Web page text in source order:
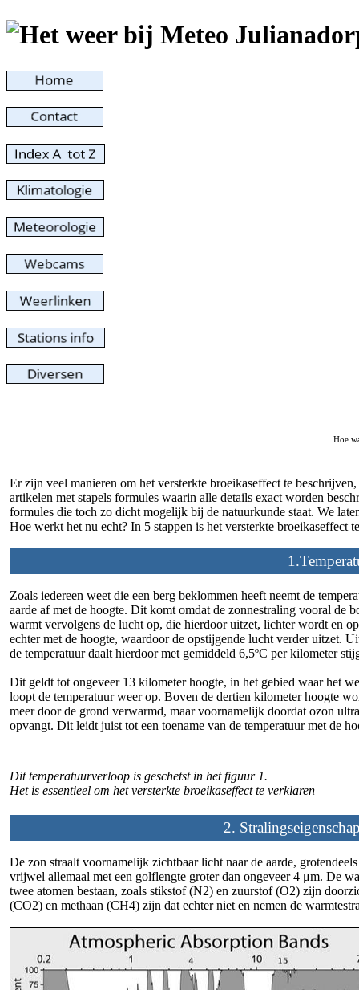
Hoe
Er zijn veel manieren om het versterkte broeikaseffect te
artikelen met stapels formules waarin alle details exact worden
formules die toch zo dicht mogelijk bij de natuurkunde staat. We
Hoe werkt het nu echt? In 5 stappen is het versterkte broeikaseffect
Zoals iedereen weet die een berg beklommen heeft neemt de
aarde af met de hoogte. Dit komt omdat de zonnestraling vooral de
warmt vervolgens de lucht op, die hierdoor uitzet, lichter wordt en
echter met de hoogte, waardoor de opstijgende lucht verder uitzet.
de temperatuur daalt hierdoor met gemiddeld 6,5ºC per kilometer
Dit geldt tot ongeveer 13 kilometer hoogte, in het gebied waar het
loopt de temperatuur weer op. Boven de dertien kilometer hoogte
meer door de grond verwarmd, maar voornamelijk doordat ozon
opvangt. Dit leidt juist tot een toename van de temperatuur met de
Dit temperatuurverloop is geschetst in het figuur 1.
Het is essentieel om het versterkte broeikaseffect te verklaren
2.
De zon straalt voornamelijk zichtbaar licht naar de aarde,
vrijwel allemaal met een golflengte groter dan ongeveer 4 μm. De
twee atomen bestaan, zoals stikstof (N2) en zuurstof (O2) zijn
(CO2) en methaan (CH4) zijn dat echter niet en nemen de